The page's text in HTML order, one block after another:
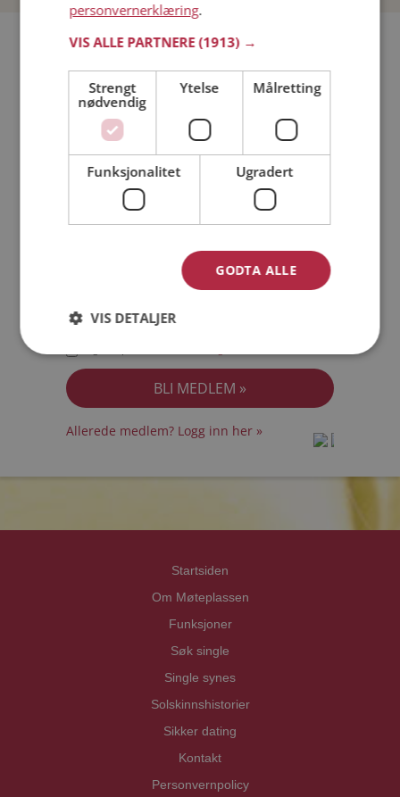
Bli medlem gratis!
Jeg er en: Kvinne
Min alder:
Jeg akseptererMedlemsvilkårene
Allerede medlem? Logg inn her »
Startsiden
Om Møteplassen
Funksjoner
Søk single
Single synes
Solskinnshistorier
Sikker dating
Kontakt
Personvernpolicy
personvernerklæring.
VIS ALLE PARTNERE(1913) →
Strengt
nødvendig
Ytelse Målretting
Funksjonalitet Ugradert
GODTA ALLE
VIS DETALJER